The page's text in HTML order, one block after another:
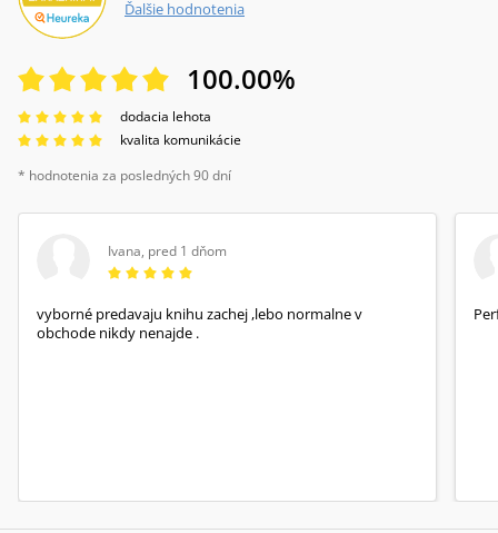
Ďalšie hodnotenia
100.00%
dodacia lehota
kvalita komunikácie
* hodnotenia za posledných 90 dní
Ivana, pred 1 dňom
vyborné predavaju knihu zachej ,lebo normalne v
obchode nikdy nenajde .